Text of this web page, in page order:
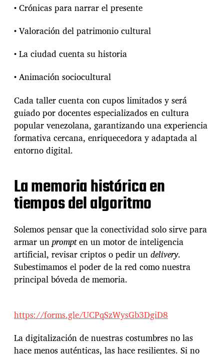
• Crónicas para narrar el presente
• Valoración del patrimonio cultural
• La ciudad cuenta su historia
• Animación sociocultural
Cada taller cuenta con cupos limitados y será
guiado por docentes especializados en cultura
popular venezolana, garantizando una experiencia
formativa cercana, enriquecedora y adaptada al
entorno digital.
La memoria histórica en
tiempos del algoritmo
Solemos pensar que la conectividad solo sirve para
armar unprompten un motor de inteligencia
artificial, revisar criptos o pedir undelivery.
Subestimamos el poder de la red como nuestra
principal bóveda de memoria.
https://forms.gle/UCPqSzWysGb3DgiD8
La digitalización de nuestras costumbres no las
hace menos auténticas, las hace resilientes. Si no